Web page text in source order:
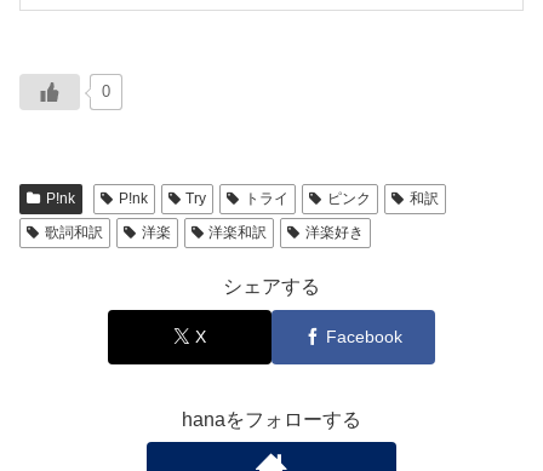
0
P!nk P!nk Try トライ ピンク
和訳
歌詞和訳
洋楽 洋楽和訳 洋楽好き
シェアする
X Facebook
hanaをフォローする